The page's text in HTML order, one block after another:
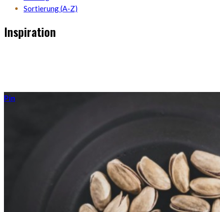
Sortierung (A-Z)
Inspiration
Pin